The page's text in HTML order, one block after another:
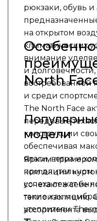
рюкзаки, обувь и
на открытом
климатических
внимание
и
востребованной
и среди спортсменов. Именно
The North Face
передовые
конструкции
обеспечивая
влаги, ветра и
при длительном
успеха лежат
такие как
утеплители
North
модели
Ярким
коллекции
сочетают в себе
теплоизоляцию.
ассортимента